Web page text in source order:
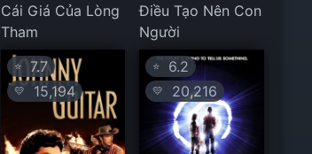
Cái Giá Của Lòng
Tham
Điều Tạo Nên Con
Người
⭐7.7
💛 15,194
⭐ 6.2
💛 20,216